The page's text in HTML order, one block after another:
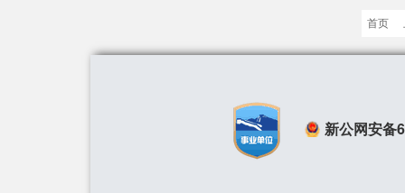
首页
新公网安备